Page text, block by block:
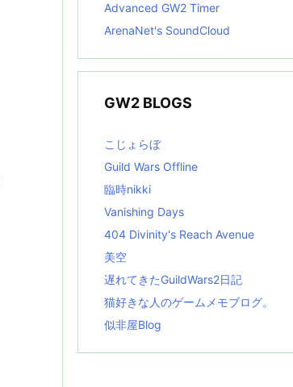
Advanced GW2 Timer
ArenaNet's SoundCloud
GW2 BLOGS
こじょらぼ
Guild Wars Offline
臨時nikki
Vanishing Days
404 Divinity's Reach Avenue
美空
遅れてきたGuildWars2日記
猫好きな人のゲームメモブログ。
似非屋Blog